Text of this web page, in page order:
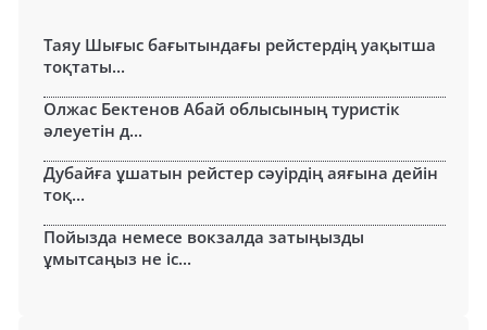
Таяу Шығыс бағытындағы рейстердің уақытша
тоқтаты...
Олжас Бектенов Абай облысының туристік
әлеуетін д...
Дубайға ұшатын рейстер сәуірдің аяғына дейін
тоқ...
Пойызда немесе вокзалда затыңызды
ұмытсаңыз не іс...